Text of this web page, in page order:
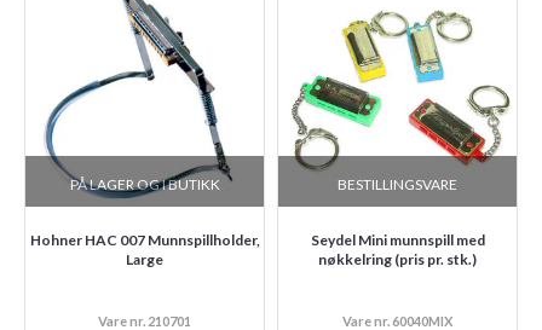
PÅ LAGER OG I BUTIKK
Hohner HAC 007 Munnspillholder,
Large
Vare nr. 210701
BESTILLINGSVARE
Seydel Mini munnspill med
nøkkelring (pris pr. stk.)
Vare nr. 60040MIX